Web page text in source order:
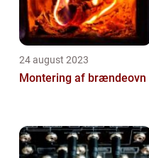
24 august 2023
Montering af brændeovn